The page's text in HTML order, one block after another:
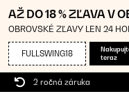
AŽ DO 18 % ZĽAVA V
OBROVSKÉ ZĽAVY LEN 24
FULLSWING18
teraz
2 ročná záruka